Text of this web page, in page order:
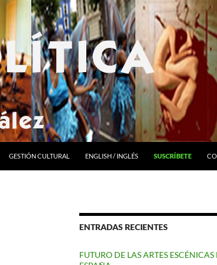
GESTIÓN CULTURAL ENGLISH / INGLÉS SUSCRÍBETE
ENTRADAS RECIENTES
FUTURO DE LAS ARTES ESCÉNICAS